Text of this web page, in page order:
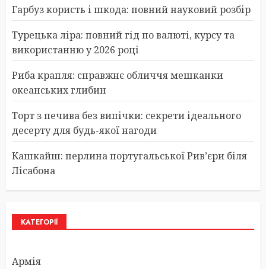
Гарбуз користь і шкода: повний науковий розбір
Турецька ліра: повний гід по валюті, курсу та
використанню у 2026 році
Риба крапля: справжнє обличчя мешканки
океанських глибин
Торт з печива без випічки: секрети ідеального
десерту для будь-якої нагоди
Кашкайш: перлина португальської Рив’єри біля
Лісабона
КАТЕГОРІЇ
Армія